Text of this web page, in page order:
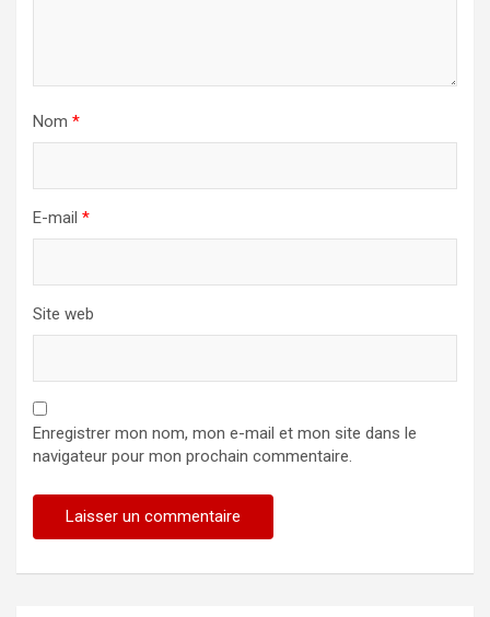
Nom *
E-mail *
Site web
Enregistrer mon nom, mon e-mail et mon site dans le
navigateur pour mon prochain commentaire.